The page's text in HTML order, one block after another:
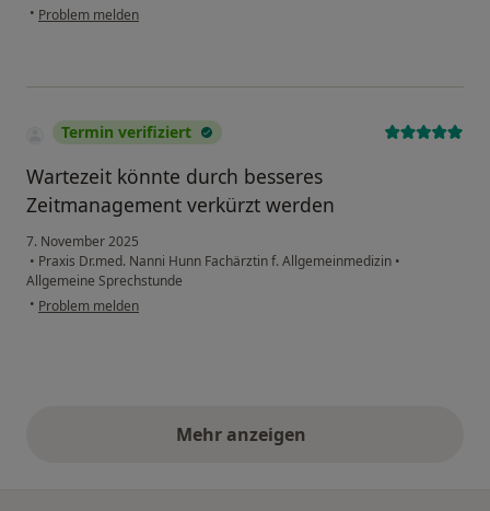
• Problem melden
Termin verifiziert
Wartezeit könnte durch besseres
Zeitmanagement verkürzt werden
7. November 2025
• Praxis Dr.med. Nanni Hunn Fachärztin f. Allgemeinmedizin •
Allgemeine Sprechstunde
• Problem melden
Mehr anzeigenobige Stellungnahmen